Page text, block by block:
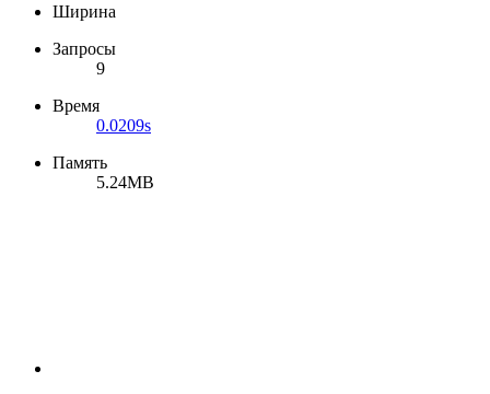
Ширина
Запросы
9
Время
0.0209s
Память
5.24MB